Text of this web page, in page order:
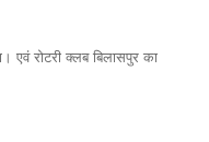
एवं रोटरी क्लब बिलासपुर का